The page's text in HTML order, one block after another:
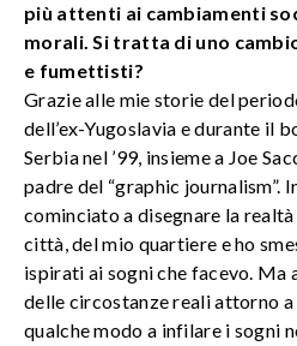
più attenti ai cambiamenti
morali. Si tratta di uno
e fumettisti?
Grazie alle mie storie del
dell’ex-Yugoslavia e durante il
Serbia nel ’99, insieme a Joe
padre del “graphic journalism”.
cominciato a disegnare la
città, del mio quartiere e ho
ispirati ai sogni che facevo. Ma
delle circostanze reali attorno a
qualche modo a infilare i sogni